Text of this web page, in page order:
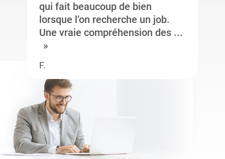
qui fait beaucoup de bien
lorsque l’on recherche un job.
Une vraie compréhension des ...
F.